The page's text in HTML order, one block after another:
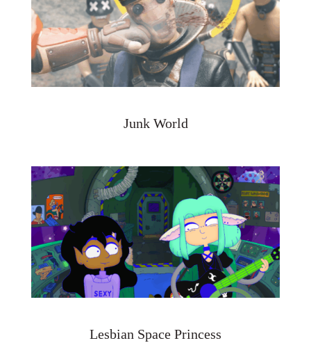
Junk World
Lesbian Space Princess